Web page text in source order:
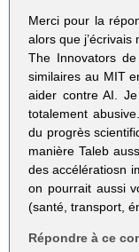
Merci pour la
alors que
The Innovators
similaires au MIT
aider contre AI. Je
totalement
du progrès
manière Taleb
des accélératiosn
on pourrait aussi
(santé, transport,
Répondre à ce